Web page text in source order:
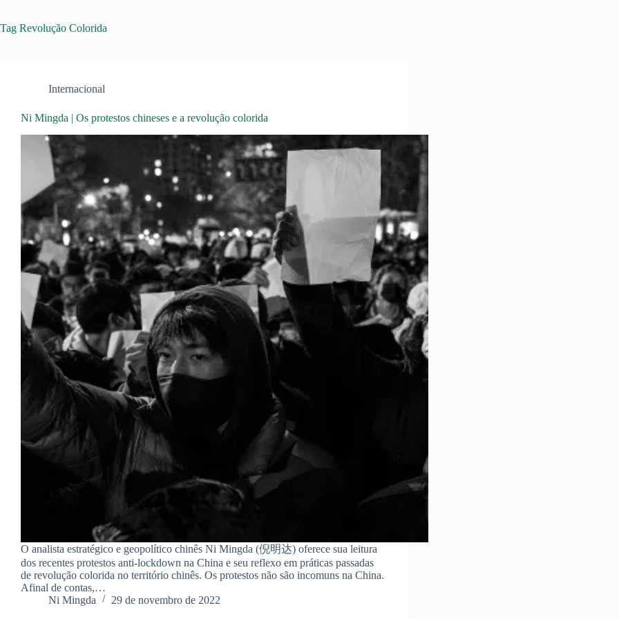
Tag Revolução Colorida
Internacional
Ni Mingda | Os protestos chineses e a revolução colorida
O analista estratégico e geopolítico chinês Ni Mingda (倪明达) oferece sua leitura
dos recentes protestos anti-lockdown na China e seu reflexo em práticas passadas
de revolução colorida no território chinês. Os protestos não são incomuns na China.
Afinal de contas,…
Ni Mingda
29 de novembro de 2022